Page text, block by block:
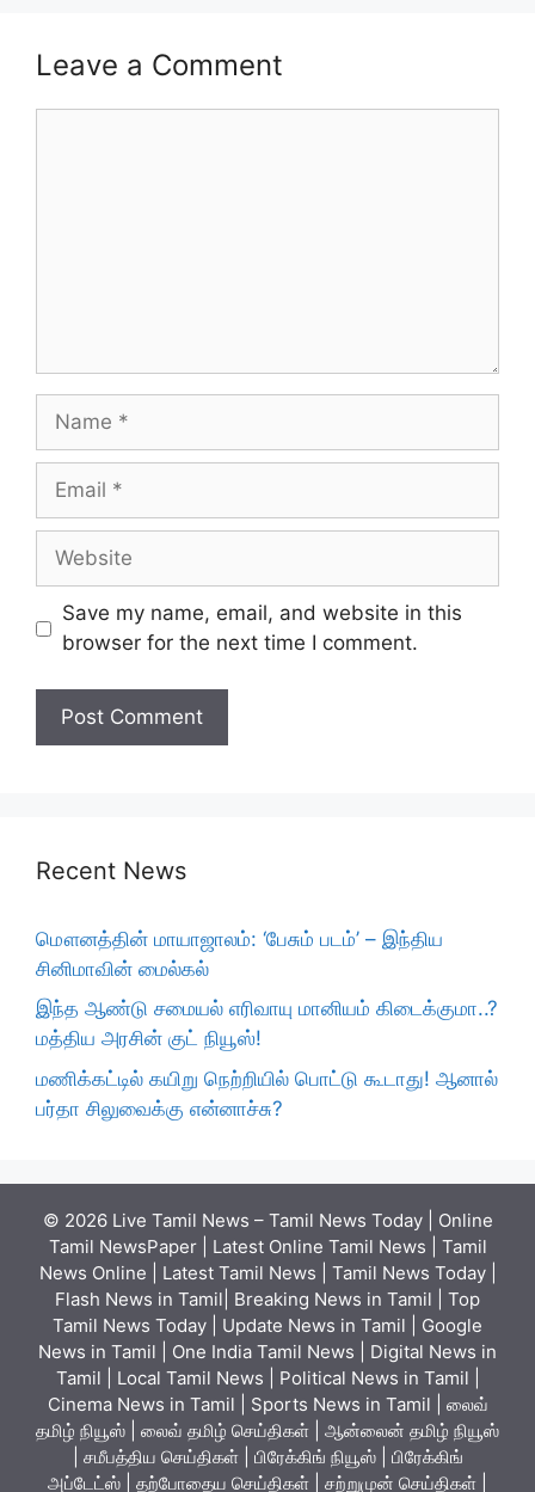
Leave a Comment
Name
Email
Website
Save my name, email, and website in this
browser for the next time I comment.
Recent News
மௌனத்தின் மாயாஜாலம்: ‘பேசும் படம்’ – இந்திய
சினிமாவின் மைல்கல்
இந்த ஆண்டு சமையல் எரிவாயு மானியம் கிடைக்குமா..?
மத்திய அரசின் குட் நியூஸ்!
மணிக்கட்டில் கயிறு நெற்றியில் பொட்டு கூடாது! ஆனால்
பர்தா சிலுவைக்கு என்னாச்சு?
© 2026 Live Tamil News – Tamil News Today | Online
Tamil NewsPaper | Latest Online Tamil News | Tamil
News Online | Latest Tamil News | Tamil News Today |
Flash News in Tamil| Breaking News in Tamil | Top
Tamil News Today | Update News in Tamil | Google
News in Tamil | One India Tamil News | Digital News in
Tamil | Local Tamil News | Political News in Tamil |
Cinema News in Tamil | Sports News in Tamil | லைவ்
தமிழ் நியூஸ் | லைவ் தமிழ் செய்திகள் | ஆன்லைன் தமிழ் நியூஸ்
| சமீபத்திய செய்திகள் | பிரேக்கிங் நியூஸ் | பிரேக்கிங்
அப்டேட்ஸ் | தற்போதைய செய்திகள் | சற்றுமுன் செய்திகள் |